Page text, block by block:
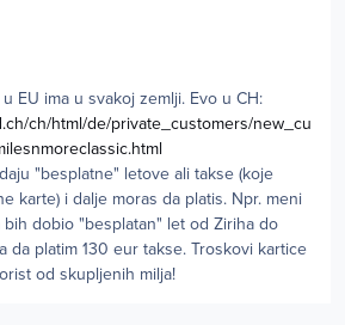
EU ima u svakoj zemlji. Evo u CH:
ch/html/de/private_customers/new_cu
"besplatne" letove ali takse (koje
karte) i dalje moras da platis. Npr. meni
dobio "besplatan" let od Ziriha do
da platim 130 eur takse. Troskovi kartice
od skupljenih milja!